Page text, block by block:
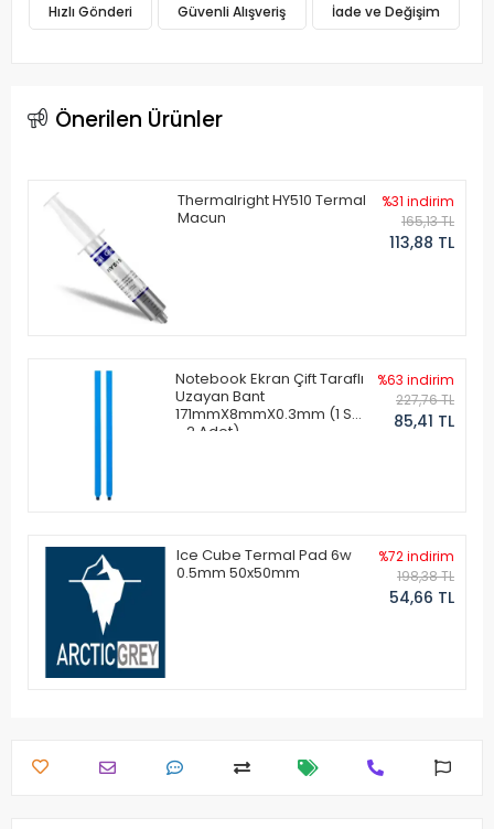
Hızlı Gönderi Güvenli Alışveriş İade ve Değişim
Önerilen Ürünler
Thermalright HY510 Termal
Macun
%31 indirim
165,13 TL
113,88 TL
Notebook Ekran Çift Taraflı
Uzayan Bant
171mmX8mmX0.3mm (1 Set
- 2 Adet)
%63 indirim
227,76 TL
85,41 TL
Ice Cube Termal Pad 6w
0.5mm 50x50mm
%72 indirim
198,38 TL
54,66 TL